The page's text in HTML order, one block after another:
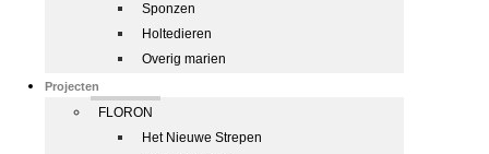
Sponzen
Holtedieren
Overig marien
Projecten
FLORON
Het Nieuwe Strepen